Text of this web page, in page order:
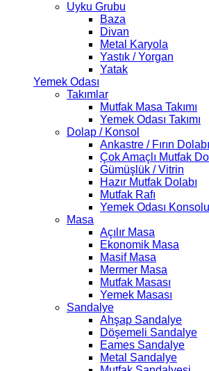
Uyku Grubu
Baza
Divan
Metal Karyola
Yastık / Yorgan
Yatak
Yemek Odası
Takımlar
Mutfak Masa Takımı
Yemek Odası Takımı
Dolap / Konsol
Ankastre / Fırın Dolabı
Çok Amaçlı Mutfak
Gümüşlük / Vitrin
Hazır Mutfak Dolabı
Mutfak Rafı
Yemek Odası Konsolu
Masa
Açılır Masa
Ekonomik Masa
Masif Masa
Mermer Masa
Mutfak Masası
Yemek Masası
Sandalye
Ahşap Sandalye
Döşemeli Sandalye
Eames Sandalye
Metal Sandalye